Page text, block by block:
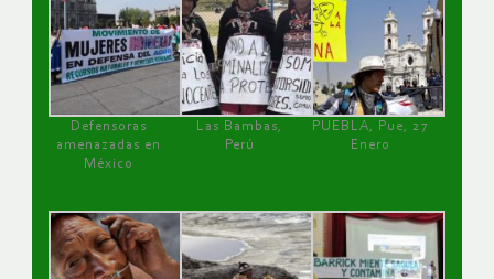
Defensoras
amenazadas en
México
Las Bambas,
Perú
PUEBLA, Pue, 27
Enero